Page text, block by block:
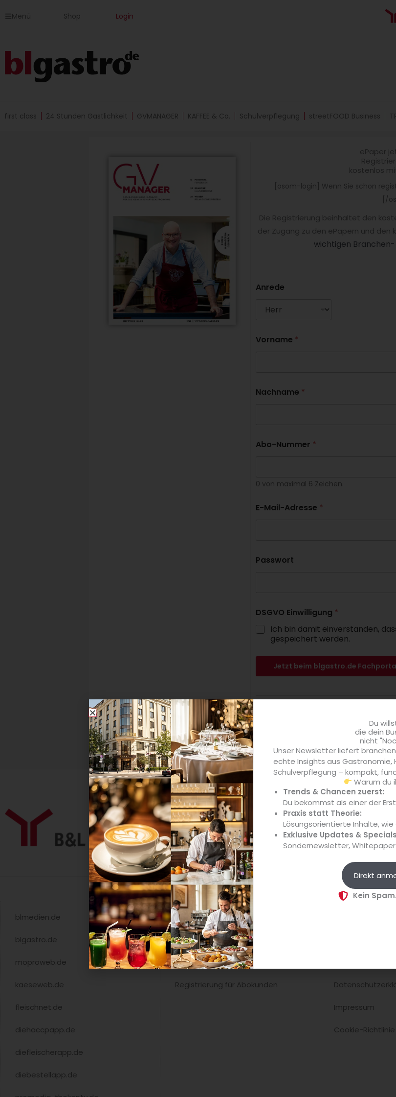
InhaltMenü Shop Login
first class 24 Stunden Gastlichkeit GVMANAGER KAFFEE & Co. Schulverpflegung streetFOOD Business
ePaper
kostenlos
[osom-login] Wenn Sie schon
[/
Die Registrierung beinhaltet den
der Zugang zu den ePapern und den
wichtigen
Anrede
Vorname *
Nachname *
Abo-Nummer *
0 von maximal 6 Zeichen.
E-Mail-Adresse *
Passwort
DSGVO Einwilligung *
Ich bin damit einverstanden,
gespeichert werden.
Jetzt beim blgastro.de
Jetzt
blmedien.de
blgastro.de
moproweb.de
kaeseweb.de
fleischnet.de
diehaccpapp.de
diefleischerapp.de
diebestellapp.de
Shop
Mediadaten
Newsletter Anmeldung
Registrierung für Abokunden
Impressum
Cookie-Richtlinie
Du
die dein
nicht
Unser Newsletter liefert
echte Insights aus
Schulverpflegung – kompakt,
Warum du
Trends & Chancen zuerst:
Du bekommst als einer der
Praxis statt Theorie:
Lösungsorientierte Inhalte,
Exklusive Updates &
Sondernewsletter,
Direkt
Kein